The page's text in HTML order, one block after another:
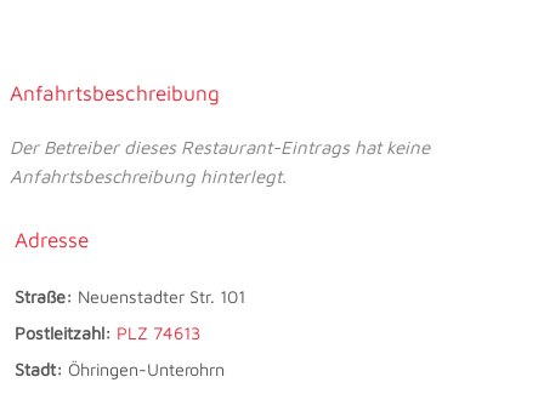
Anfahrtsbeschreibung
Der Betreiber dieses Restaurant-Eintrags hat keine
Anfahrtsbeschreibung hinterlegt.
Adresse
Straße: Neuenstadter Str. 101
Postleitzahl: PLZ 74613
Stadt: Öhringen-Unterohrn